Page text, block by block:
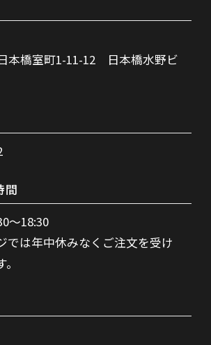
本橋室町1-11-12 日本橋水野ビ
間
～18:30
では年中休みなくご注文を受け